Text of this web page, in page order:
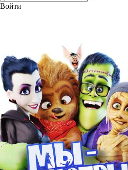
Войти